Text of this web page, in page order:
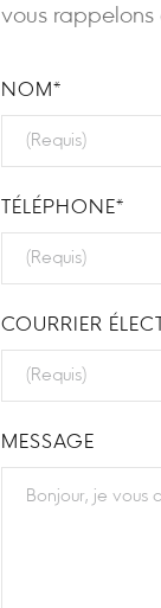
vous rappelons
NOM*
TÉLÉPHONE*
COURRIER
MESSAGE